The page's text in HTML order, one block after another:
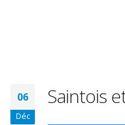
06
Déc
Saintois